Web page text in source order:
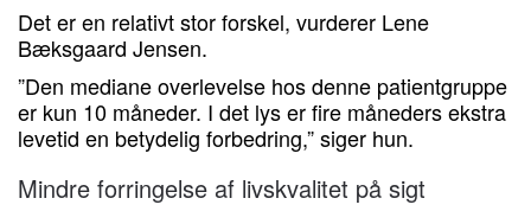
Det er en relativt stor forskel, vurderer Lene
Bæksgaard Jensen.
”Den mediane overlevelse hos denne patientgruppe
er kun 10 måneder. I det lys er fire måneders ekstra
levetid en betydelig forbedring,” siger hun.
Mindre forringelse af livskvalitet på sigt